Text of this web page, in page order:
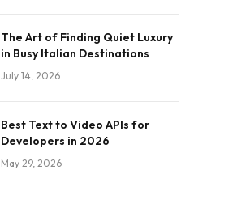
The Art of Finding Quiet Luxury
in Busy Italian Destinations
July 14, 2026
Best Text to Video APIs for
Developers in 2026
May 29, 2026